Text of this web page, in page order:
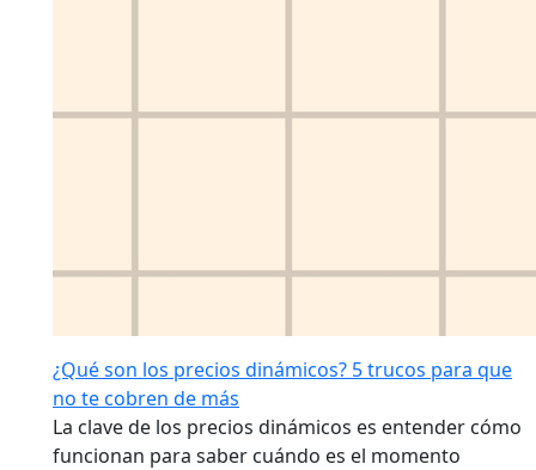
¿Qué son los precios dinámicos? 5 trucos para que
no te cobren de más
La clave de los precios dinámicos es entender cómo
funcionan para saber cuándo es el momento